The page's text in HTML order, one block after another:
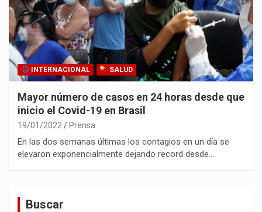
INTERNACIONAL SALUD
Mayor número de casos en 24 horas desde que
inicio el Covid-19 en Brasil
19/01/2022 Prensa
En las dos semanas últimas los contagios en un día se
elevaron exponencialmente dejando record desde…
Buscar